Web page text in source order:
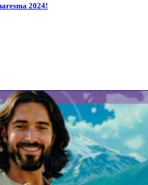
2024!